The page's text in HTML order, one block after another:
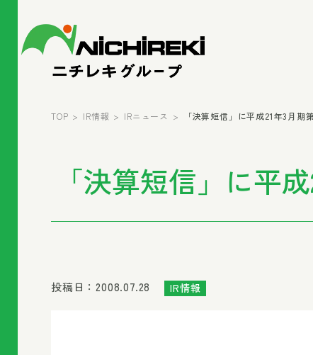
TOP IR情報 IRニュース 「決算短信」に平成21年3月期
「決算短信」に平
投稿日：2008.07.28 IR情報